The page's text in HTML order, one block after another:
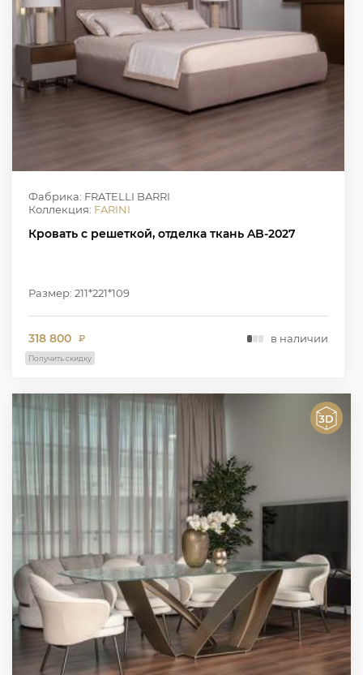
Фабрика: FRATELLI BARRI
Коллекция: FARINI
Кровать с решеткой, отделка ткань AB-2027
Размер: 211*221*109
318 800 ₽ в наличии
Получить скидку